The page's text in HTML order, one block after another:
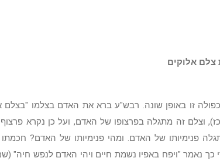
אלוקים
זו באופן שונה. רבש"ע ברא את האדם בצלמו "בצלם
וצלם זה מתגלה בפרצופו של האדם, ועל כן נקרא
פנימיותו של האדם. ומהי פנימיותו של האדם? חכמתו
כך נאמר "ויפח באפיו נשמת חיים ויהי האדם לנפש חיה"